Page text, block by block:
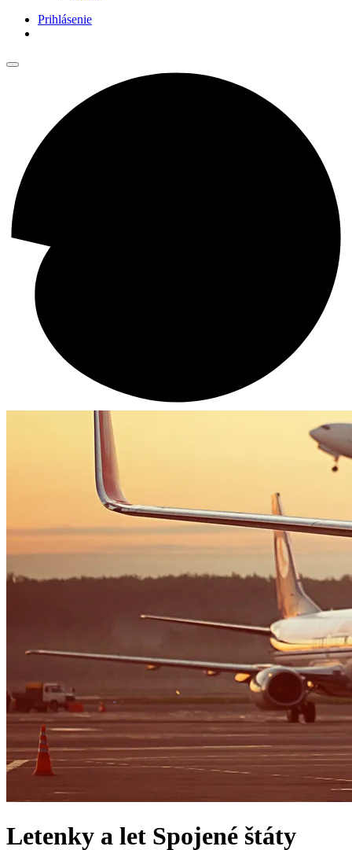
Prihlásenie
Letenky a let Spojené štáty